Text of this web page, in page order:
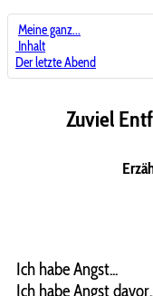
Meine ganz...
Inhalt
Der letzte Abend
Zuviel
Ich habe Angst...
Ich habe Angst